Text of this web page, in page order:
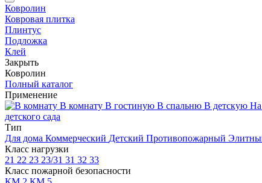
Ковролин
Ковровая плитка
Плинтус
Подложка
Клей
Закрыть
Ковролин
Полный каталог
Применение
В комнату В гостиную В спальню В детскую
детского сада
Тип
Для дома Коммерческий Детский Противопожарный
Класс нагрузки
21 22 23 23/31 31 32 33
Класс пожарной безопасности